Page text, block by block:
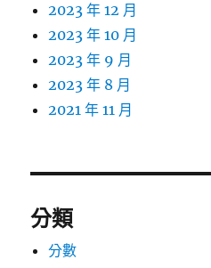
2023 年 12 月
2023 年 10 月
2023 年 9 月
2023 年 8 月
2021 年 11 月
分類
分數